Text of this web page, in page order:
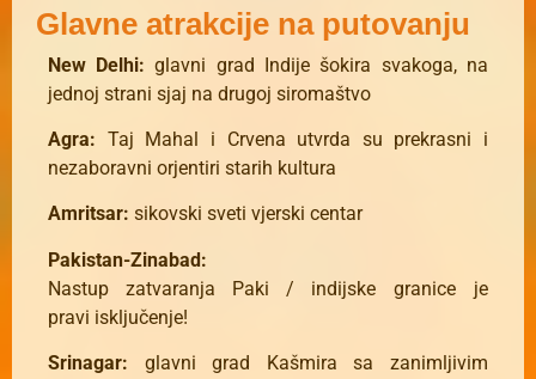
Glavne atrakcije na putovanju
New Delhi: glavni grad Indije šokira svakoga, na
jednoj strani sjaj na drugoj siromaštvo
Agra: Taj Mahal i Crvena utvrda su prekrasni i
nezaboravni orjentiri starih kultura
Amritsar: sikovski sveti vjerski centar
Pakistan-Zinabad:
Nastup
zatvaranja Paki / indijske granice
je
pravi isključenje!
Srinagar: glavni grad Kašmira sa zanimljivim